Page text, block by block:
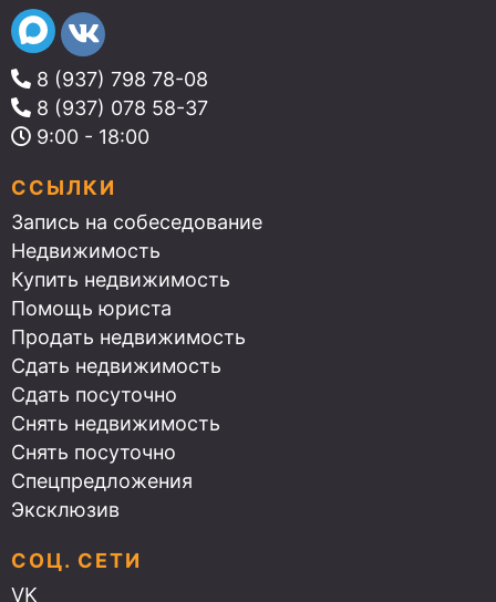
8 (937) 798 78-08
8 (937) 078 58-37
9:00 - 18:00
ССЫЛКИ
Запись на собеседование
Недвижимость
Купить недвижимость
Помощь юриста
Продать недвижимость
Сдать недвижимость
Сдать посуточно
Снять недвижимость
Снять посуточно
Спецпредложения
Эксклюзив
СОЦ. СЕТИ
VK